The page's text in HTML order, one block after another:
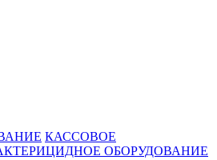
КАССОВОЕ
ОБОРУДОВАНИЕ